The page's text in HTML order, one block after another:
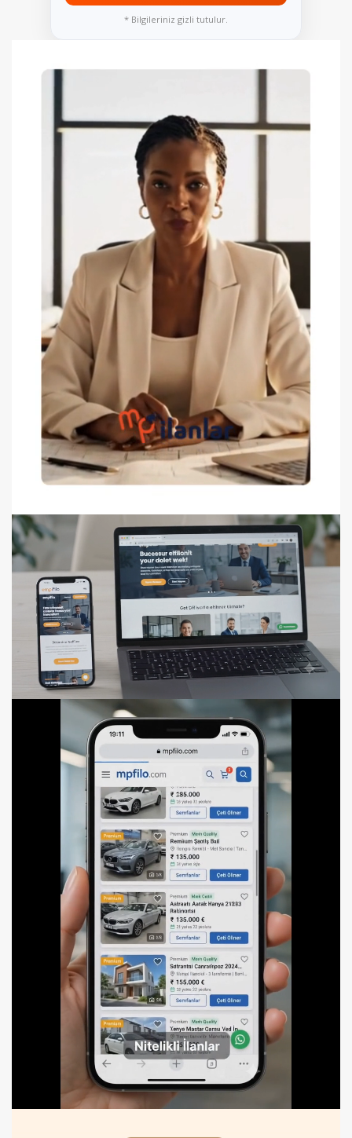
* Bilgileriniz gizli tutulur.